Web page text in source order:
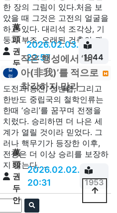
한 장의 그림이 있다.처음 보
았을 때 그것은 고전의 얼굴을
하고 있다. 대리석 조각상, 기
둥과 부조, 오래된 건축의 권...
萬
頭
권
두
안
2026.02.03.
22:57
1944
칼
럼
작은 행성에서 ‘비
아(非我)’를 적으로
착각하지 말라
도전과 응전, 정반합, 그리고
한반도 중립국의 철학인류는
한때 ‘승리’를 꿈꾸며 전쟁을
치렀다. 승리하면 더 나은 세
계가 열릴 것이라 믿었다. 그
러나 핵무기가 등장한 이후,
전쟁은 더 이상 승리를 보장하
지 않는다. ...
萬
頭
권
두
안
2026.02.02.
20:31
1953